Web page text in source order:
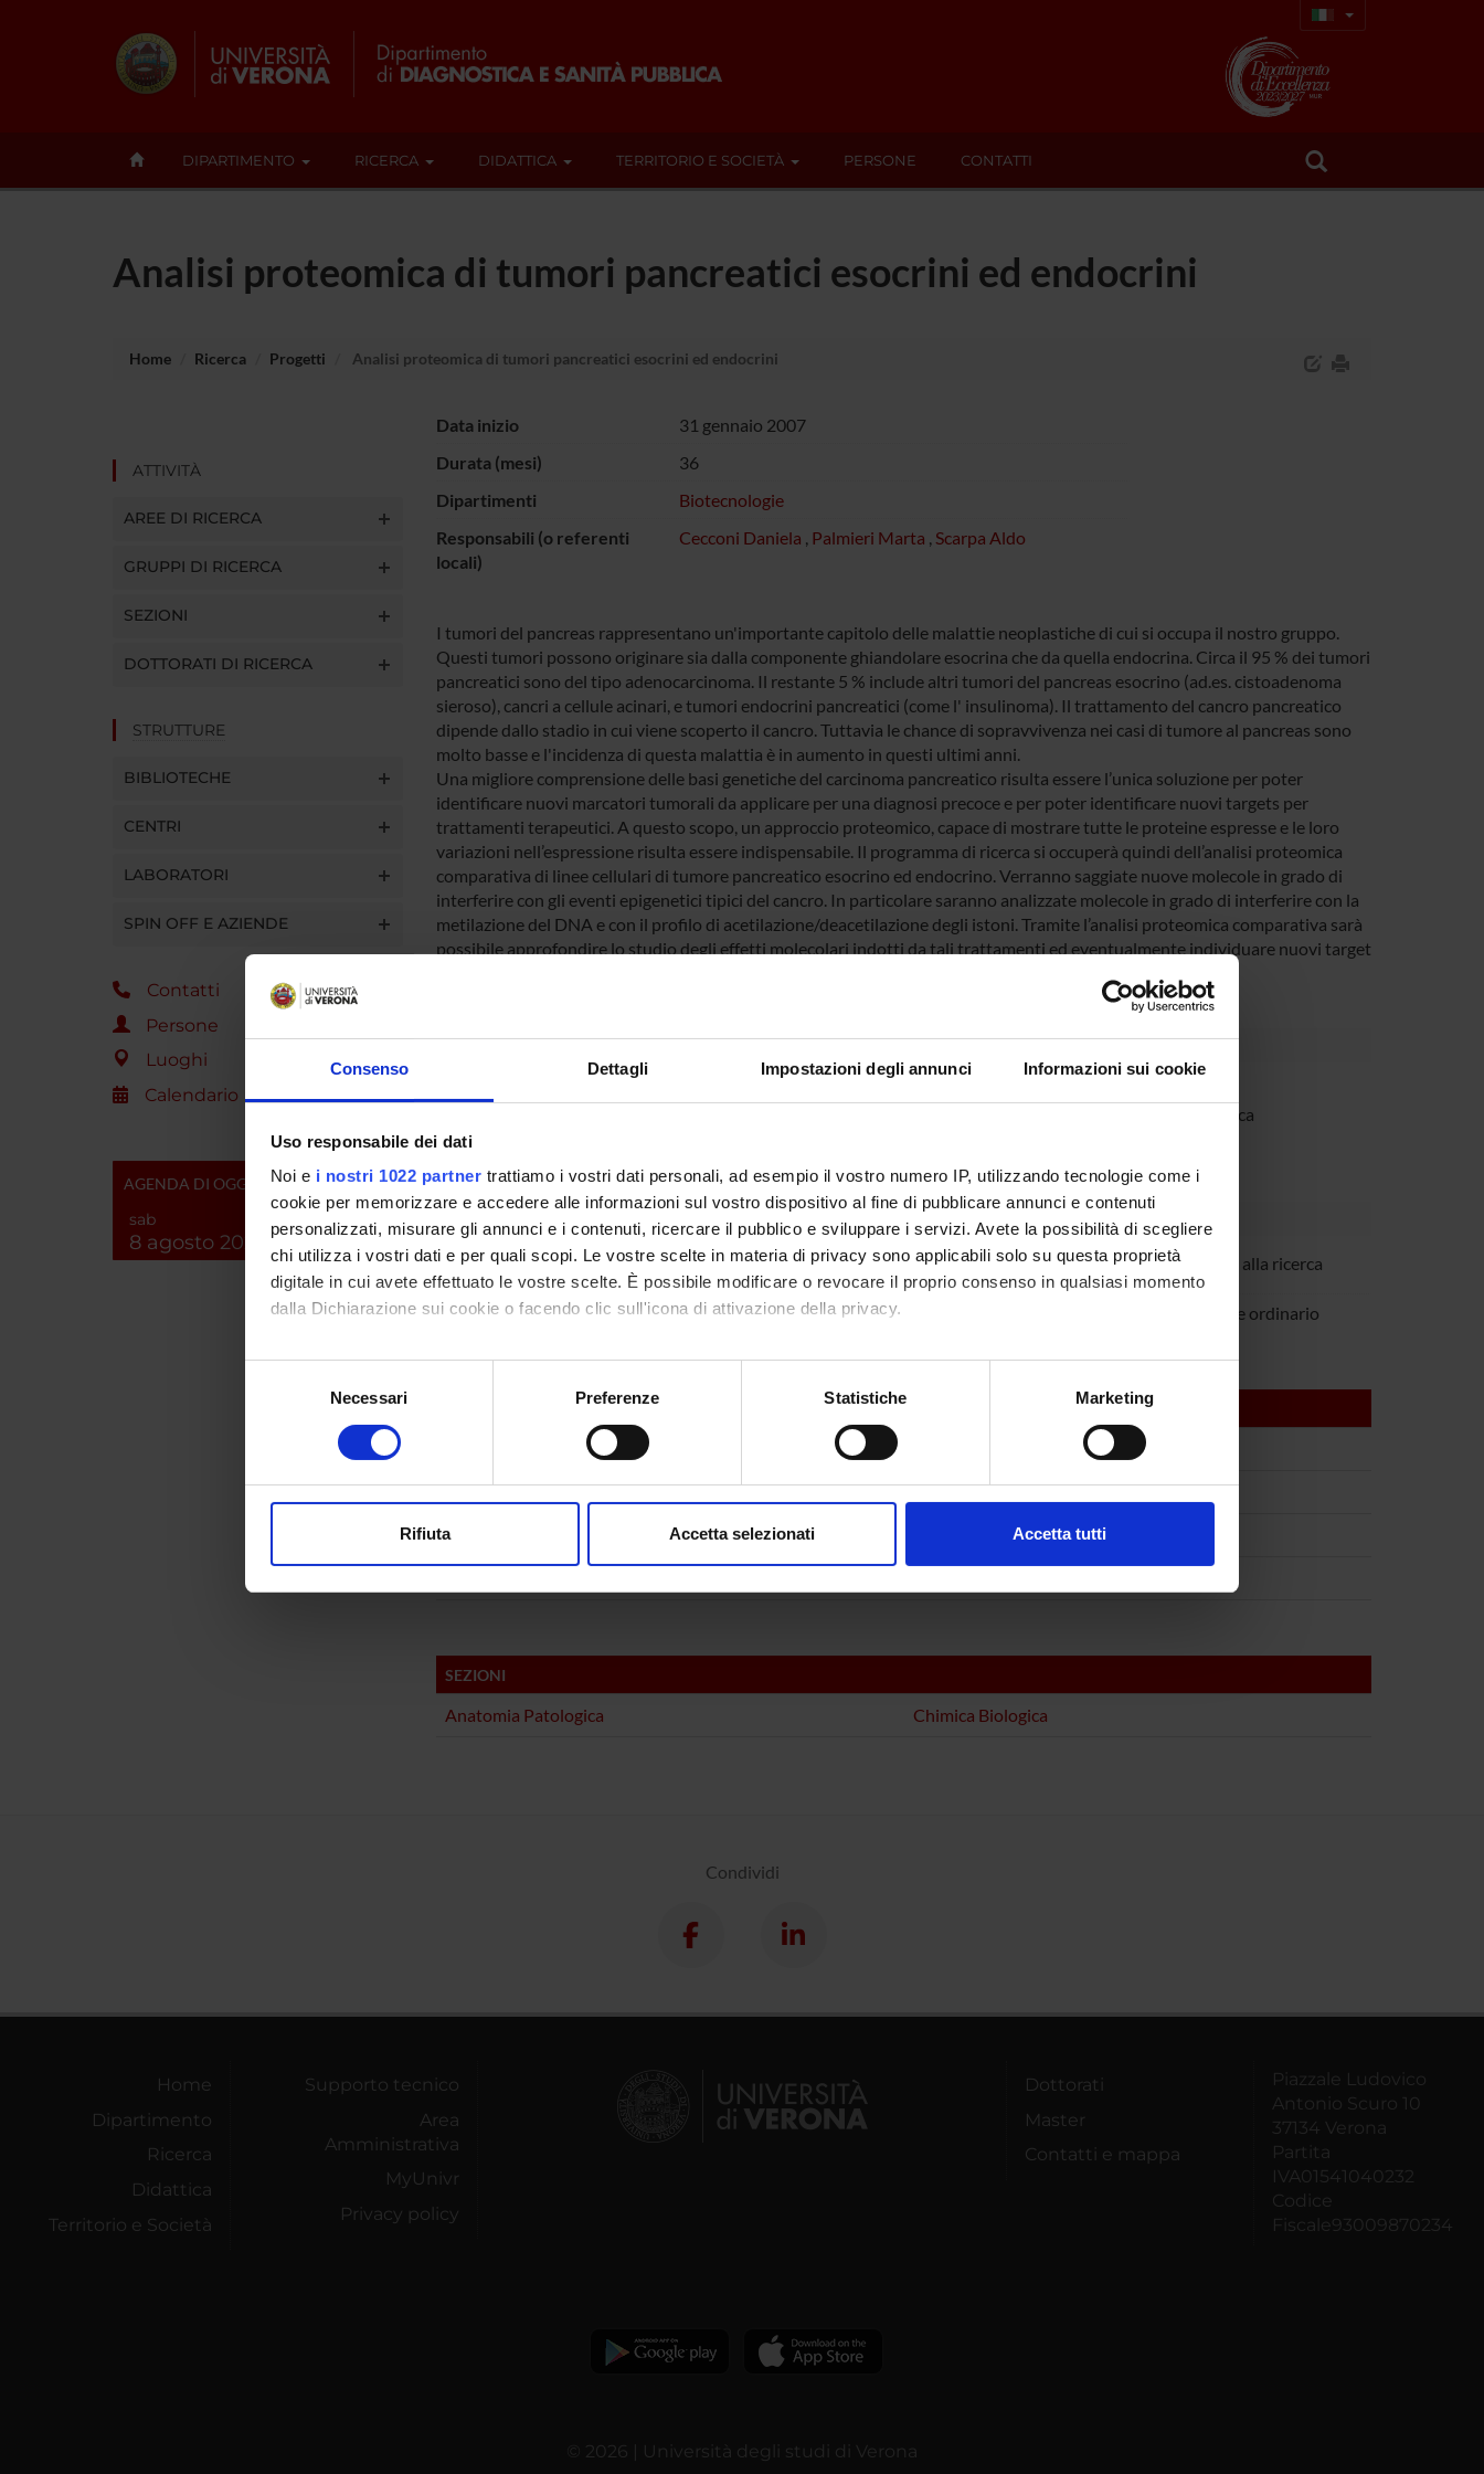
Consenso Dettagli Impostazioni degli annunci Informazioni sui cookie
Uso responsabile dei dati
Noi e i nostri 1022 partner trattiamo i vostri dati personali, ad esempio il vostro numero IP, utilizzando tecnologie come i
cookie per memorizzare e accedere alle informazioni sul vostro dispositivo al fine di pubblicare annunci e contenuti
personalizzati, misurare gli annunci e i contenuti, ricercare il pubblico e sviluppare i servizi. Avete la possibilità di scegliere
chi utilizza i vostri dati e per quali scopi. Le vostre scelte in materia di privacy sono applicabili solo su questa proprietà
digitale in cui avete effettuato le vostre scelte. È possibile modificare o revocare il proprio consenso in qualsiasi momento
dalla Dichiarazione sui cookie o facendo clic sull'icona di attivazione della privacy.
Con il tuo consenso, vorremmo anche:
raccogliere informazioni sulla tua posizione geografica, con un'approssimazione di qualche metro,
digitali).
modificare o ritirare il tuo consenso in qualsiasi momento dalla Dichiarazione sui cookie.
Necessari Preferenze Statistiche Marketing
Rifiuta Accetta selezionati Accetta tutti
DIPARTIMENTO RICERCA DIDATTICA TERRITORIO E SOCIETÀ PERSONE CONTATTI
Analisi proteomica di tumori pancreatici esocrini ed endocrini
Home Ricerca Progetti Analisi proteomica di tumori pancreatici esocrini ed endocrini
ATTIVITÀ
AREE DI RICERCA
GRUPPI DI RICERCA
SEZIONI
DOTTORATI DI RICERCA
STRUTTURE
BIBLIOTECHE
CENTRI
LABORATORI
SPIN OFF E AZIENDE
Contatti
Persone
Luoghi
Calendario
AGENDA DI OGGI
sab
8 agosto 2026
Data inizio
31 gennaio 2007
Durata (mesi)
36
Dipartimenti
Biotecnologie
Responsabili (o referenti
locali)
Cecconi Daniela , Palmieri Marta , Scarpa Aldo
I tumori del pancreas rappresentano un'importante capitolo delle malattie neoplastiche di cui si occupa il nostro gruppo.
Questi tumori possono originare sia dalla componente ghiandolare esocrina che da quella endocrina. Circa il 95 % dei tumori
pancreatici sono del tipo adenocarcinoma. Il restante 5 % include altri tumori del pancreas esocrino (ad.es. cistoadenoma
sieroso), cancri a cellule acinari, e tumori endocrini pancreatici (come l' insulinoma). Il trattamento del cancro pancreatico
dipende dallo stadio in cui viene scoperto il cancro. Tuttavia le chance di sopravvivenza nei casi di tumore al pancreas sono
molto basse e l'incidenza di questa malattia è in aumento in questi ultimi anni.
Una migliore comprensione delle basi genetiche del carcinoma pancreatico risulta essere l’unica soluzione per poter
identificare nuovi marcatori tumorali da applicare per una diagnosi precoce e per poter identificare nuovi targets per
trattamenti terapeutici. A questo scopo, un approccio proteomico, capace di mostrare tutte le proteine espresse e le loro
variazioni nell’espressione risulta essere indispensabile. Il programma di ricerca si occuperà quindi dell’analisi proteomica
comparativa di linee cellulari di tumore pancreatico esocrino ed endocrino. Verranno saggiate nuove molecole in grado di
interferire con gli eventi epigenetici tipici del cancro. In particolare saranno analizzate molecole in grado di interferire con la
metilazione del DNA e con il profilo di acetilazione/deacetilazione degli istoni. Tramite l’analisi proteomica comparativa sarà
possibile approfondire lo studio degli effetti molecolari indotti da tali trattamenti ed eventualmente individuare nuovi target
ENTI FINANZIATORI:
RICATENEO - Finanziamenti d'Ateneo per la Ricerca Scientifica
PARTECIPANTI AL PROGETTO
Daniela Cecconi Professore associato
Massimo Donadelli Professore ordinario
Marta Palmieri Incaricato alla ricerca
Professore ordinario
AREE DI RICERCA COINVOLTE DAL PROGETTO
Analytical (DNBM)
Biochemical Research Methods (DBT)
SEZIONI
Anatomia Patologica Chimica Biologica
Condividi
Home
Dipartimento
Ricerca
Didattica
Territorio e Società
Supporto tecnico
Area
Amministrativa
MyUnivr
Privacy policy
Dottorati
Master
Contatti e mappa
Piazzale Ludovico
Antonio Scuro 10
37134 Verona
Partita
IVA01541040232
Codice
Fiscale93009870234
© 2026 | Università degli studi di Verona